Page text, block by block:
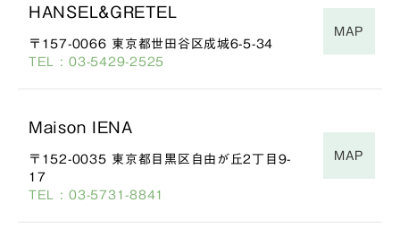
HANSEL&GRETEL
〒157-0066 東京都世田谷区成城6-5-34
TEL : 03-5429-2525
MAP
Maison IENA
〒152-0035 東京都目黒区自由が丘2丁目9-
17
TEL : 03-5731-8841
MAP